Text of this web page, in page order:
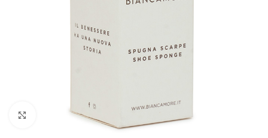
Clicca per ingrandire